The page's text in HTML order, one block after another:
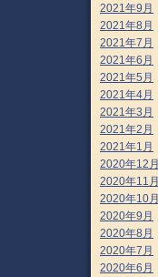
2021年9月
2021年8月
2021年7月
2021年6月
2021年5月
2021年4月
2021年3月
2021年2月
2021年1月
2020年12月
2020年11月
2020年10月
2020年9月
2020年8月
2020年7月
2020年6月